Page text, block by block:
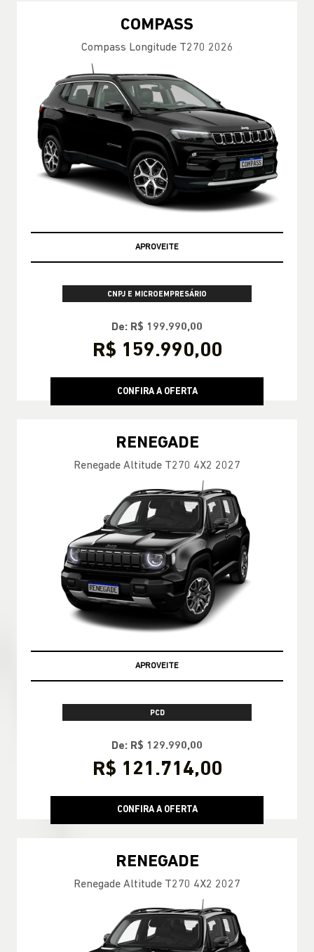
COMPASS
Compass Longitude T270 2026
APROVEITE
CNPJ E MICROEMPRESÁRIO
De: R$ 199.990,00
R$ 159.990,00
CONFIRA A OFERTA
RENEGADE
Renegade Altitude T270 4X2 2027
APROVEITE
PCD
De: R$ 129.990,00
R$ 121.714,00
CONFIRA A OFERTA
RENEGADE
Renegade Altitude T270 4X2 2027